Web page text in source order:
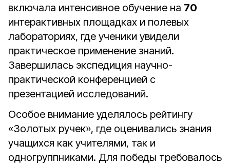
включала интенсивное обучение на 70
интерактивных площадках и полевых
лабораториях, где ученики увидели
практическое применение знаний.
Завершилась экспедиция научно-
практической конференцией с
презентацией исследований.
Особое внимание уделялось рейтингу
«Золотых ручек», где оценивались знания
учащихся как учителями, так и
одногруппниками. Для победы требовалось